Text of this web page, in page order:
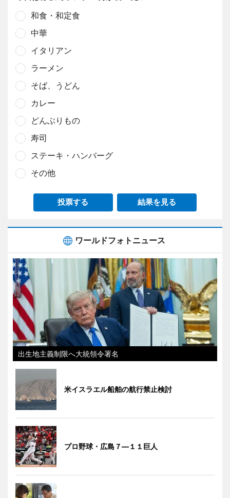
和食・和定食
中華
イタリアン
ラーメン
そば、うどん
カレー
どんぶりもの
寿司
ステーキ・ハンバーグ
その他
投票する 結果を見る
ワールドフォトニュース
出生地主義制限へ大統領令署名
米イスラエル船舶の航行禁止検討
プロ野球・広島７―１１巨人